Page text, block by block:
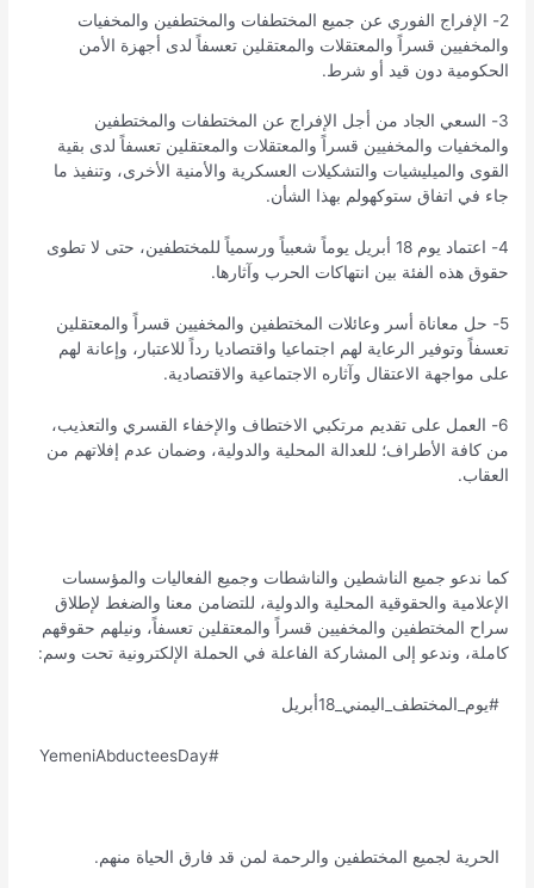
2- الإفراج الفوري عن جميع المختطفات والمختطفين والمخفيات
والمخفيين قسراً والمعتقلات والمعتقلين تعسفاً لدى أجهزة الأمن
الحكومية دون قيد أو شرط.
3- السعي الجاد من أجل الإفراج عن المختطفات والمختطفين
والمخفيات والمخفيين قسراً والمعتقلات والمعتقلين تعسفاً لدى بقية
القوى والميليشيات والتشكيلات العسكرية والأمنية الأخرى، وتنفيذ ما
جاء في اتفاق ستوكهولم بهذا الشأن.
4- اعتماد يوم 18 أبريل يوماً شعبياً ورسمياً للمختطفين، حتى لا تطوى
حقوق هذه الفئة بين انتهاكات الحرب وآثارها.
5- حل معاناة أسر وعائلات المختطفين والمخفيين قسراً والمعتقلين
تعسفاً وتوفير الرعاية لهم اجتماعيا واقتصاديا رداً للاعتبار، وإعانة لهم
على مواجهة الاعتقال وآثاره الاجتماعية والاقتصادية.
6- العمل على تقديم مرتكبي الاختطاف والإخفاء القسري والتعذيب،
من كافة الأطراف؛ للعدالة المحلية والدولية، وضمان عدم إفلاتهم من
العقاب.
كما ندعو جميع الناشطين والناشطات وجميع الفعاليات والمؤسسات
الإعلامية والحقوقية المحلية والدولية، للتضامن معنا والضغط لإطلاق
سراح المختطفين والمخفيين قسراً والمعتقلين تعسفاً، ونيلهم حقوقهم
كاملة، وندعو إلى المشاركة الفاعلة في الحملة الإلكترونية تحت وسم:
#يوم_المختطف_اليمني_18أبريل
‏#YemeniAbducteesDay
الحرية لجميع المختطفين والرحمة لمن قد فارق الحياة منهم.